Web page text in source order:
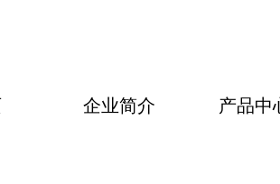
企业简介 产品中